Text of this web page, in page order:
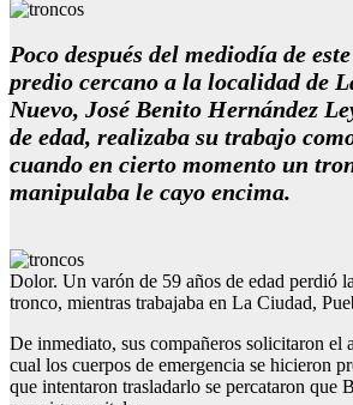
Poco después del mediodía de
predio cercano a la localidad de
Nuevo, José Benito Hernández
de edad, realizaba su trabajo
cuando en cierto momento un
manipulaba le cayo encima.
Dolor. Un varón de 59 años de edad perdió
tronco, mientras trabajaba en La Ciudad,
De inmediato, sus compañeros solicitaron el
cual los cuerpos de emergencia se hicieron
que intentaron trasladarlo se percataron que